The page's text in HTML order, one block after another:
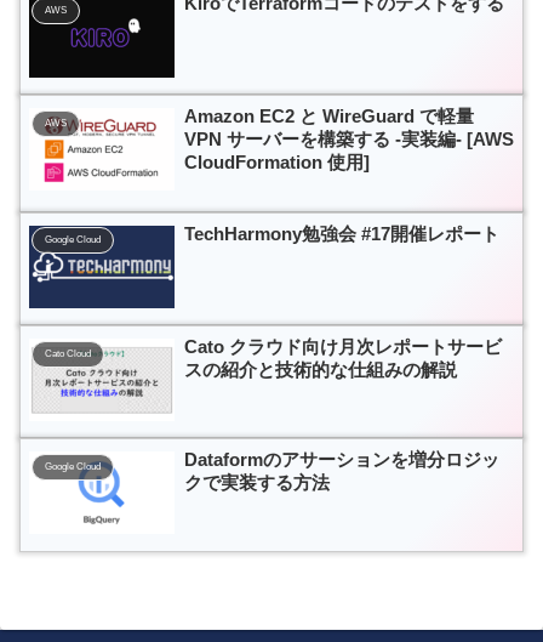
AWS
AWS
Amazon EC2 と WireGuard で軽量
VPN サーバーを構築する -実装編- [AWS
CloudFormation 使用]
Google Cloud TechHarmony勉強会 #17開催レポート
Cato Cloud
Cato クラウド向け月次レポートサービ
スの紹介と技術的な仕組みの解説
Google Cloud
Dataformのアサーションを増分ロジッ
クで実装する方法